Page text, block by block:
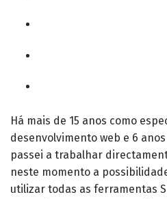
Há mais de 15 anos como
desenvolvimento web e 6
passei a trabalhar
neste momento a
utilizar todas as ferramentas